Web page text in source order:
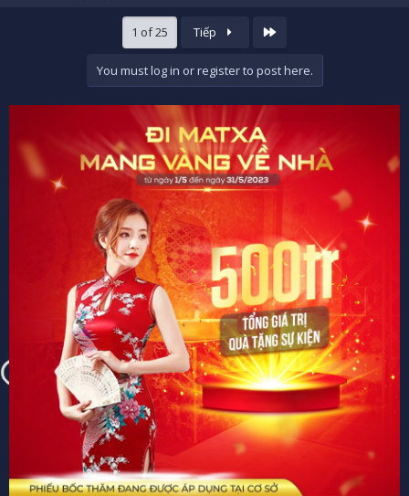
1 of 25 Tiếp
You must log in or register to post here.